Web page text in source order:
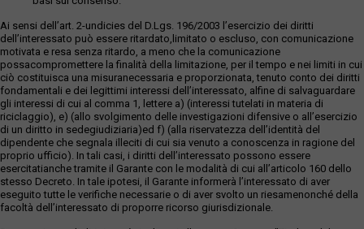
Ai sensi dell’art. 2-undicies del D.Lgs. 196/2003 l’esercizio dei diritti
dell’interessato può essere ritardato,limitato o escluso, con comunicazione
motivata e resa senza ritardo, a meno che la comunicazione
possacompromettere la finalità della limitazione, per il tempo e nei limiti in cui
ciò costituisca una misuranecessaria e proporzionata, tenuto conto dei diritti
fondamentali e dei legittimi interessi dell’interessato, alfine di salvaguardare
gli interessi di cui al comma 1, lettere a) (interessi tutelati in materia di
riciclaggio), e) (allo svolgimento delle investigazioni difensive o all’esercizio
di un diritto in sedegiudiziaria)ed f) (alla riservatezza dell’identità del
dipendente che segnala illeciti di cui sia venuto a conoscenza in ragione del
proprio ufficio). In tali casi, i diritti dell’interessato possono essere
esercitatianche tramite il Garante con le modalità di cui all’articolo 160 dello
stesso Decreto. In tale ipotesi, il Garante informerà l’interessato di aver
eseguito tutte le verifiche necessarie o di aver svolto un riesamenonché della
facoltà dell’interessato di proporre ricorso giurisdizionale.